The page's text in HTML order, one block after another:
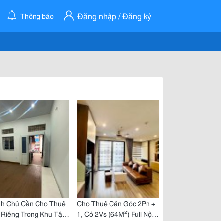
Thông báo Đăng nhập / Đăng ký
Chủ Cần Cho Thuê
Trong Khu Tập
Cho Thuê Căn Góc 2Pn +
1, Có 2Vs (64M²) Full Nội